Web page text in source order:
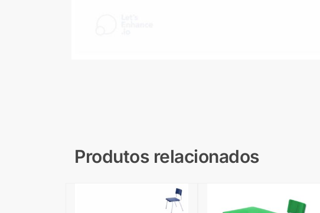
Produtos relacionados